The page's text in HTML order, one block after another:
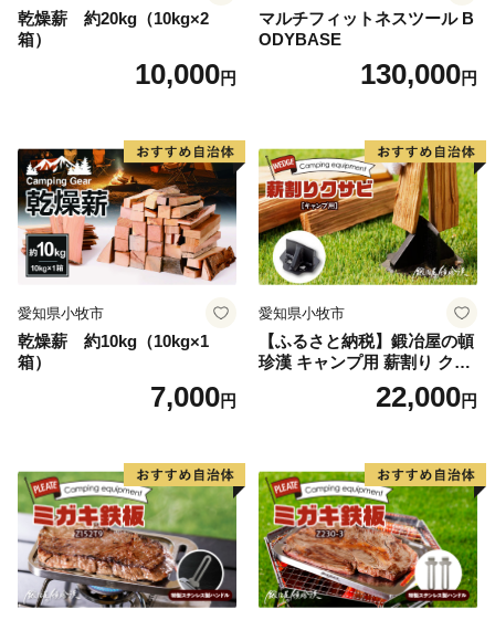
乾燥薪 約20kg（10kg×2
箱）
10,000円
マルチフィットネスツール B
ODYBASE
130,000円
愛知県小牧市
乾燥薪 約10kg（10kg×1
箱）
7,000円
愛知県小牧市
【ふるさと納税】鍛冶屋の頓
珍漢 キャンプ用 薪割り クサ
ビ 簡単に割れる 転びにくい
ソロキャンプ 女性 お子様 黒
り寄せ 愛知県 小牧市 送料無
料
22,000円